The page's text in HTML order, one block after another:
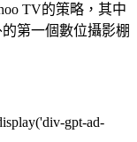
TV的策略，其中
第一個數位攝影棚
gpt-ad-